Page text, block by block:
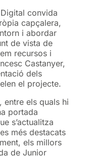
convida
capçalera,
i abordar
de vista de
recursos i
Castanyer,
dels
el projecte.
entre els quals hi
portada
s’actualitza
més destacats
els millors
de Junior